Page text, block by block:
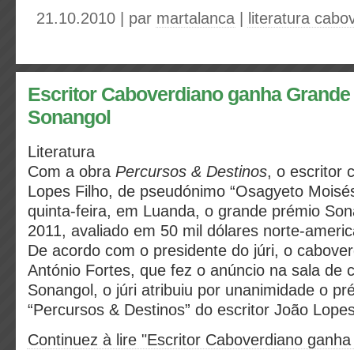
21.10.2010 | par martalanca literatura
Escritor Caboverdiano ganha
Sonangol
Literatura
Com a obra Percursos & Destinos, o escritor
Lopes Filho, de pseudónimo “Osagyeto
quinta-feira, em Luanda, o grande prémio
2011, avaliado em 50 mil dólares norte-
De acordo com o presidente do júri, o
António Fortes, que fez o anúncio na sala de
Sonangol, o júri atribuiu por unanimidade o
“Percursos & Destinos” do escritor João
Continuez à lire "Escritor Caboverdiano